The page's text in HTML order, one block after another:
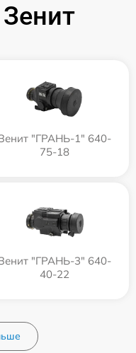
"ГРАНЬ-1" 640-
75-18
"ГРАНЬ-3" 640-
40-22